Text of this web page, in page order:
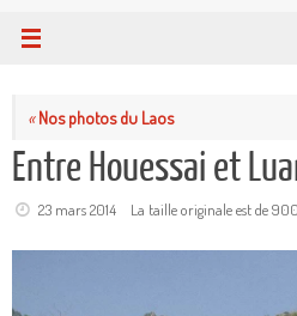
«Nos photos du Laos
Entre Houessai et
23 mars 2014 La taille originale est de